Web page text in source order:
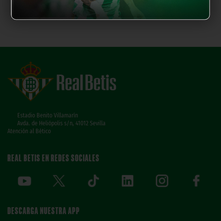
Estadio Benito Villamarín
Avda. de Heliópolis s/n, 41012 Sevilla
Atención al Bético
REAL BETIS EN REDES SOCIALES
DESCARGA NUESTRA APP